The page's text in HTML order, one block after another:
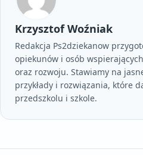
Krzysztof Woźniak
Redakcja Ps2dziekanow
opiekunów i osób
oraz rozwoju. Stawiamy na
przykłady i rozwiązania, które
przedszkolu i szkole.